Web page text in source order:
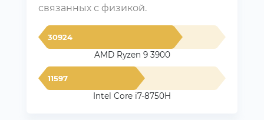
связанных с физикой.
30924
AMD Ryzen 9 3900
11597
Intel Core i7-8750H